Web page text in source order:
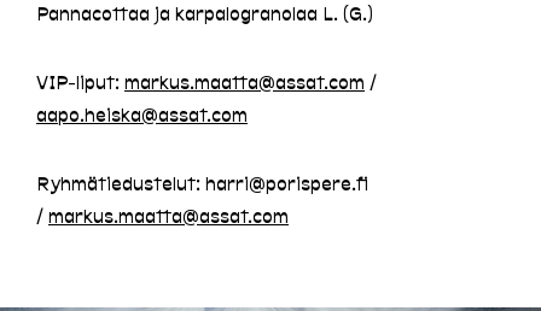
Pannacottaa ja karpalogranolaa L. (G.)
VIP-liput: markus.maatta@assat.com /
aapo.heiska@assat.com
Ryhmätiedustelut: harri@porispere.fi
/ markus.maatta@assat.com